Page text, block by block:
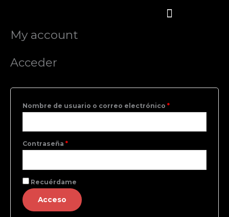
contenido
My account
Acceder
Nombre de usuario o correo electrónico *
Contraseña *
Obligatorio
Recuérdame
Acceso